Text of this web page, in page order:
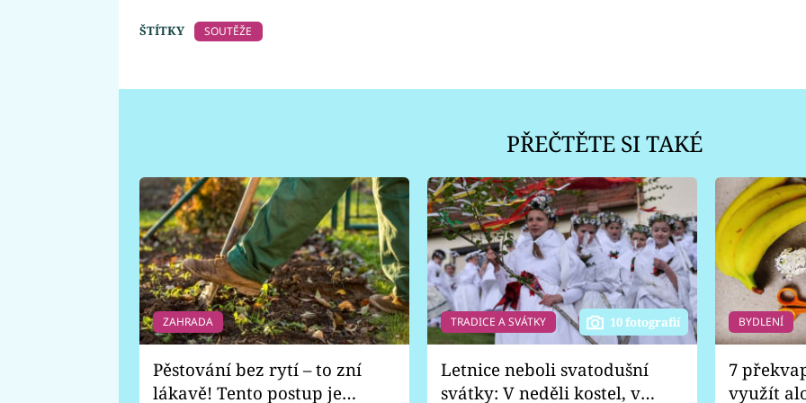
ŠTÍTKY SOUTĚŽE
PŘEČTĚTE SI TAKÉ
ZAHRADA
Pěstování bez rytí – to zní
lákavě! Tento postup je
TRADICE A SVÁTKY 10 fotografií
Letnice neboli svatodušní
svátky: V neděli kostel, v
BYDLENÍ
7
využít